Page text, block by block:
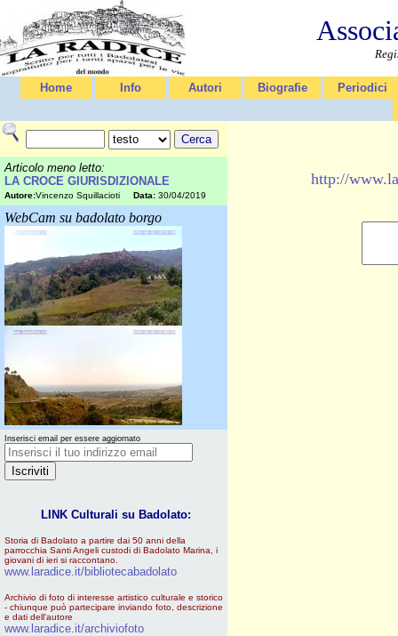
Home Info Autori Biografie Periodici
Articolo meno letto:
LA CROCE GIURISDIZIONALE
Autore:Vincenzo Squillacioti Data: 30/04/2019
WebCam su badolato borgo
Inserisci email per essere aggiornato
LINK Culturali su Badolato:
Storia di Badolato a partire dai 50 anni della
parrocchia Santi Angeli custodi di Badolato Marina, i
giovani di ieri si raccontano.
www.laradice.it/bibliotecabadolato
Archivio di foto di interesse artistico culturale e storico
- chiunque può partecipare inviando foto, descrizione
e dati dell'autore
www.laradice.it/archiviofoto
http://